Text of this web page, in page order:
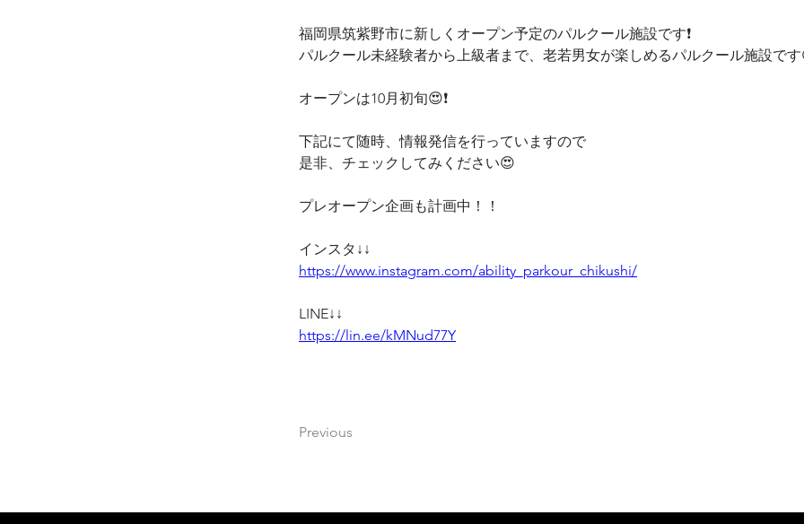
福岡県筑紫野市に新しくオープン予定のパルクール施設です❗️
パルクール未経験者から上級者まで、老若男女が楽しめるパルクール施設で
オープンは10月初旬😍❗️
下記にて随時、情報発信を行っていますので
是非、チェックしてみください😍
プレオープン企画も計画中！！
インスタ↓↓
https://www.instagram.com/ability_parkour_chikushi/
LINE↓↓
https://lin.ee/kMNud77Y
Previous